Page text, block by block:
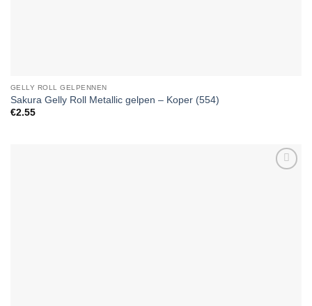
GELLY ROLL GELPENNEN
Sakura Gelly Roll Metallic gelpen – Koper (554)
€2.55